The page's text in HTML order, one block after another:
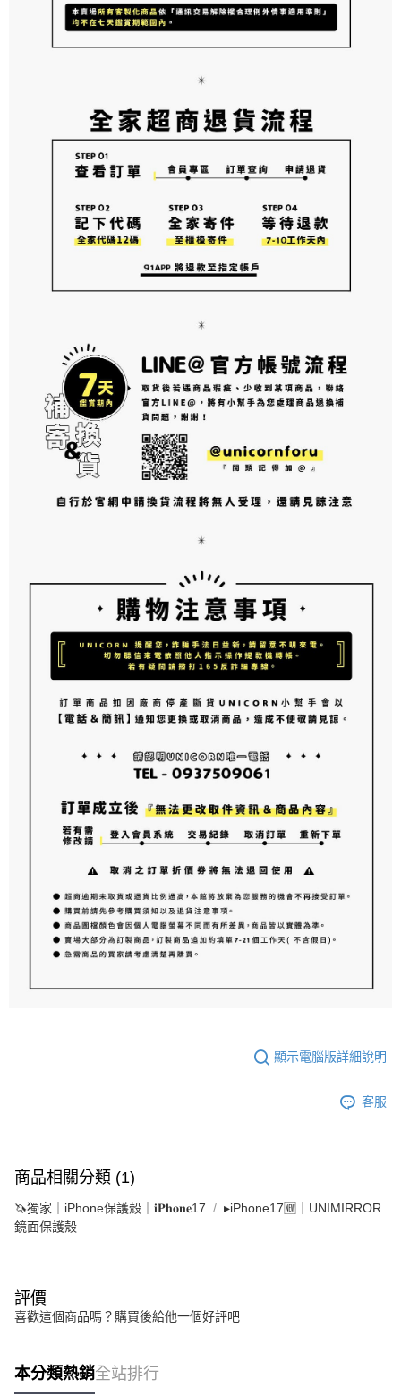
顯示電腦版詳細說明
客服
商品相關分類 (1)
🦄獨家｜iPhone保護殼｜𝐢𝐏𝐡𝐨𝐧𝐞17
▸iPhone17🆕｜UNIMIRROR
鏡面保護殼
評價
喜歡這個商品嗎？購買後給他一個好評吧
本分類熱銷全站排行